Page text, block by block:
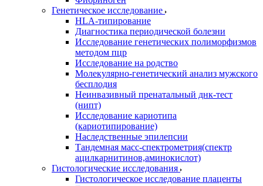
Генетическое исследование
HLA-типирование
Диагностика периодической болезни
Исследование генетических полиморфизмов
методом пцр
Исследование на родство
Молекулярно-генетический анализ мужского
бесплодия
Неинвазивный пренатальный днк-тест
(нипт)
Исследование кариотипа
(кариотипирование)
Наследственные эпилепсии
Тандемная масс-спектрометрия(спектр
ацилкарнитинов,аминокислот)
Гистологические исследования
Гистологическое исследование плаценты